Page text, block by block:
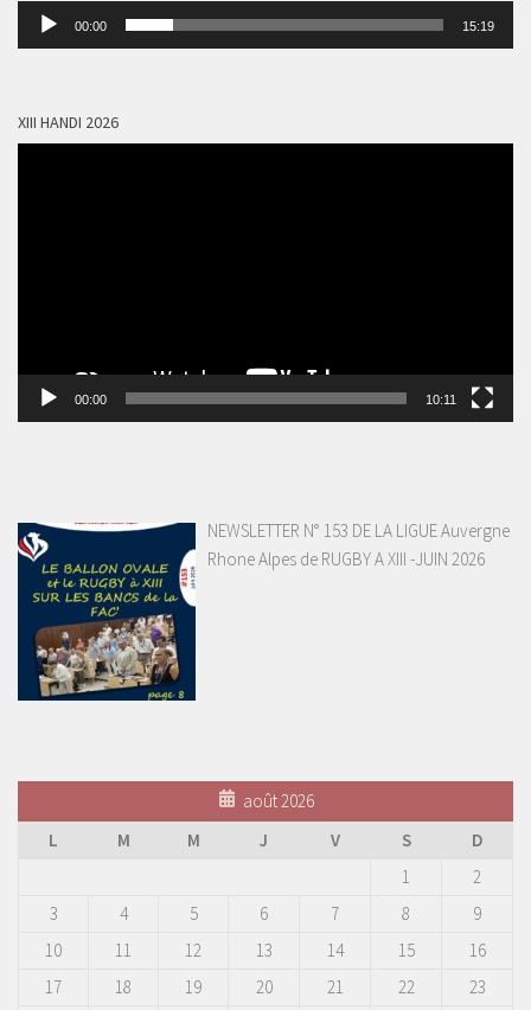
Lecteur
00:00 15:19
XIII HANDI 2026
00:00 10:11
NEWSLETTER N° 153 DE LA LIGUE Auvergne
Rhone Alpes de RUGBY A XIII -JUIN 2026
août 2026
L
M M J V S
D
1
2
3
4 5 6 7 8
9
10
11 12 13 14 15
16
17
18 19 20 21 22
23